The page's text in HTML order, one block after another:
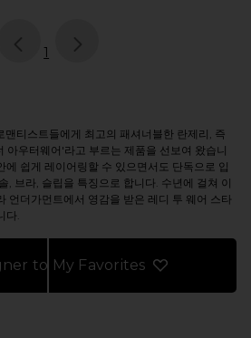
page
1
티스트들에게 최고의 패셔너블한 란제리, 즉
우터웨어'라고 부르는 제품을 선보여 왔습니
에 쉽게 레이어링할 수 있으면서도 단독으로 입
, 브라, 슬립을 특징으로 합니다. 수년에 걸쳐 이
언더가먼트에서 영감을 받은 레디 투 웨어 스타
.
to My Favorites